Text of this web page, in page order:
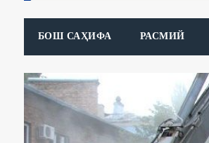
БОШ САҲИФА РАСМИЙ